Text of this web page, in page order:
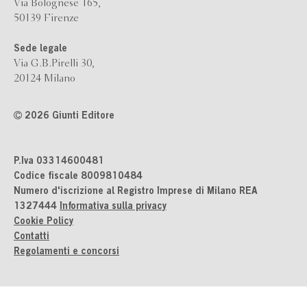
Via Bolognese 165,
50139 Firenze
Sede legale
Via G.B.Pirelli 30,
20124 Milano
2026 Giunti Editore
P.Iva 03314600481
Codice fiscale 8009810484
Numero d'iscrizione al Registro Imprese di Milano REA
1327444 Informativa sulla privacy
Cookie Policy
Contatti
Regolamenti e concorsi